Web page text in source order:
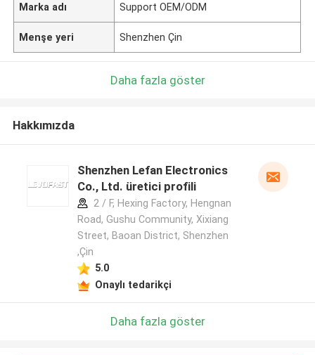
Marka adı Support OEM/ODM
Menşe yeri Shenzhen Çin
Daha fazla göster
Hakkımızda
Shenzhen Lefan Electronics
Co., Ltd. üretici profili
2 / F, Hexing Factory, Hengnan
Road, Gushu Community, Xixiang
Street, Baoan District, Shenzhen
,Çin
5.0
Onaylı tedarikçi
Daha fazla göster